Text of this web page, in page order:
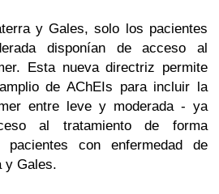
y Gales, solo los pacientes
disponían de acceso al
Esta nueva directriz permite
de AChEIs para incluir la
entre leve y moderada - ya
al tratamiento de forma
con enfermedad de
y Gales.